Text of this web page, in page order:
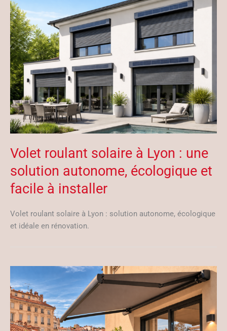
Volet roulant solaire à Lyon : une
solution autonome, écologique et
facile à installer
Volet roulant solaire à Lyon : solution autonome, écologique
et idéale en rénovation.